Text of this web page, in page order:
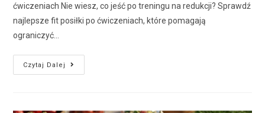
ćwiczeniach Nie wiesz, co jeść po treningu na redukcji? Sprawdź
najlepsze fit posiłki po ćwiczeniach, które pomagają
ograniczyć…
Czytaj Dalej